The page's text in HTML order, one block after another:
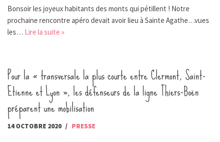
Bonsoir les joyeux habitants des monts qui pétillent ! Notre
prochaine rencontre apéro devait avoir lieu à Sainte Agathe…vues
les… Lire la suite »
Pour la « transversale la plus courte entre Clermont, Saint-
Etienne et Lyon », les défenseurs de la ligne Thiers-Boën
préparent une mobilisation
14 OCTOBRE 2020 PRESSE